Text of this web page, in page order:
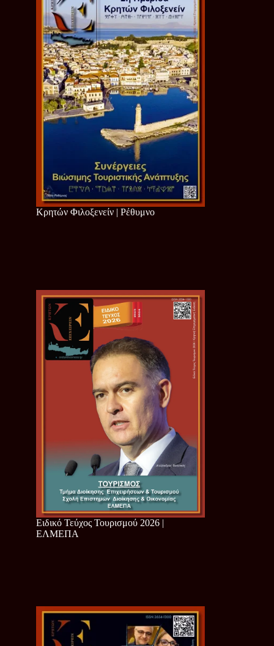
Κρητών Φιλοξενείν | Ρέθυμνο
Ειδικό Τεύχος Τουρισμού 2026 |
ΕΛΜΕΠΑ